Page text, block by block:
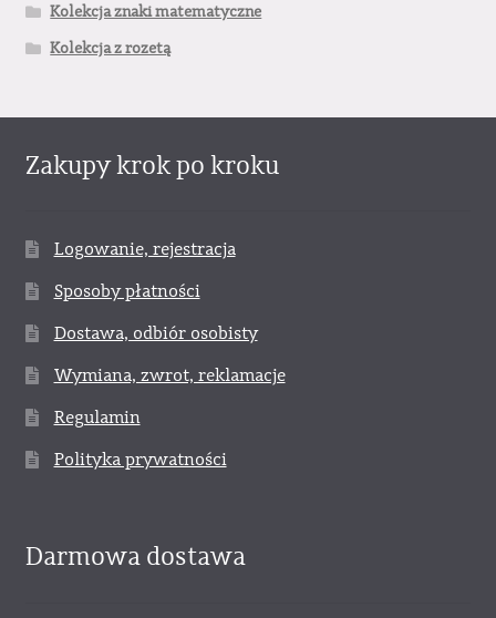
Kolekcja znaki matematyczne
Kolekcja z rozetą
Zakupy krok po kroku
Logowanie, rejestracja
Sposoby płatności
Dostawa, odbiór osobisty
Wymiana, zwrot, reklamacje
Regulamin
Polityka prywatności
Darmowa dostawa